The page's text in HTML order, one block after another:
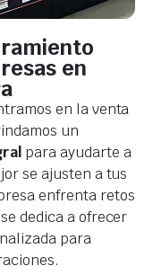
en
en la venta
un
para ayudarte a
se ajusten a tus
enfrenta retos
dedica a ofrecer
para